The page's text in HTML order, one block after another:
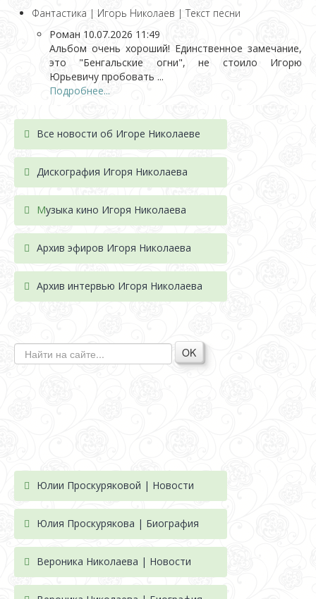
Фантастика | Игорь Николаев | Текст песни
Роман 10.07.2026 11:49
Альбом очень хороший! Единственное замечание,
это "Бенгальские огни", не стоило Игорю
Юрьевичу пробовать ...
Подробнее...
Все новости об Игоре Николаеве
Дискография Игоря Николаева
Музыка кино Игоря Николаева
Архив эфиров Игоря Николаева
Архив интервью Игоря Николаева
OK
Юлии Проскуряковой | Новости
Юлия Проскурякова | Биография
Вероника Николаева | Новости